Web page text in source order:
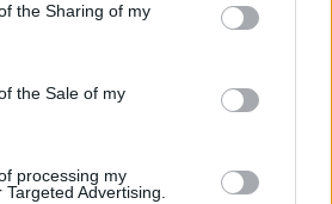
the Sharing of my
the Sale of my
processing my
Advertising.
τη μητέρα του 21χρονου
ημέρα που…